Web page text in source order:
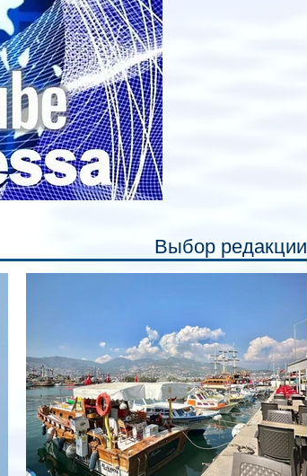
спального места. Они позволят
пассажирам закрыть свою полку во
время сна или отдыха, создав ощуще
Выбор редакции